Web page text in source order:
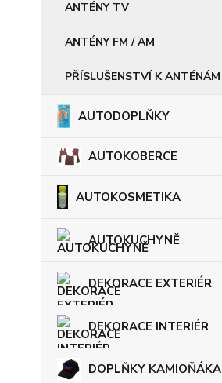
ANTÉNY TV
ANTÉNY FM / AM
PŘÍSLUŠENSTVÍ K ANTÉNÁM
AUTODOPLŇKY
AUTOKOBERCE
AUTOKOSMETIKA
AUTOKUCHYNĚ
DEKORACE EXTERIÉR
DEKORACE INTERIÉR
DOPLŇKY KAMIOŇÁKA